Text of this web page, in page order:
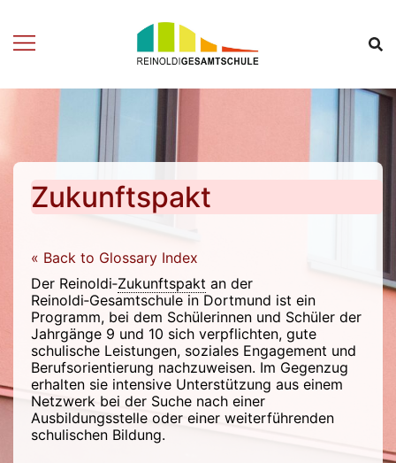
springen
Zukunftspakt
« Back to Glossary Index
Der Reinoldi‑Zukunftspakt an der
Reinoldi‑Gesamtschule in Dortmund ist ein
Programm, bei dem Schülerinnen und Schüler der
Jahrgänge 9 und 10 sich verpflichten, gute
schulische Leistungen, soziales Engagement und
Berufsorientierung nachzuweisen. Im Gegenzug
erhalten sie intensive Unterstützung aus einem
Netzwerk bei der Suche nach einer
Ausbildungsstelle oder einer weiterführenden
schulischen Bildung.